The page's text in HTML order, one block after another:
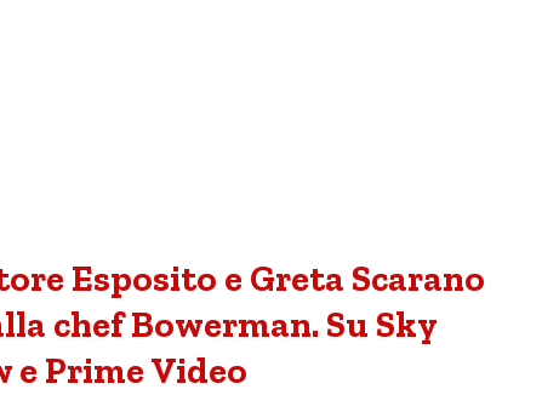
Esposito e Greta Scarano
chef Bowerman. Su Sky
e Prime Video